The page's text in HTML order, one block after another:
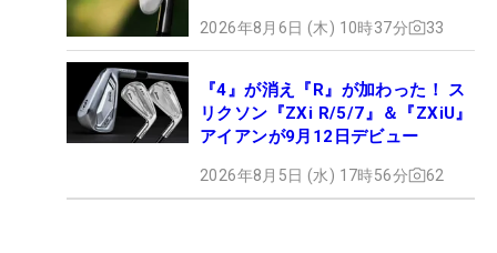
2026年8月6日 (木) 10時37分 33
『4』が消え『R』が加わった！ ス
リクソン『ZXi R/5/7』＆『ZXiU』
アイアンが9月12日デビュー
2026年8月5日 (水) 17時56分 62